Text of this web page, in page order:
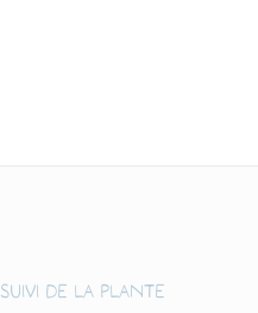
Suivi de la plante